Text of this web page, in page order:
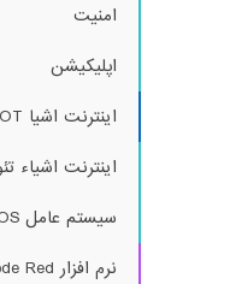
امنیت
اپلیکیشن
اینترنت اشیا IOT
اینترنت اشیاء
سیستم عامل FreeRTOS
نرم افزار Node Red